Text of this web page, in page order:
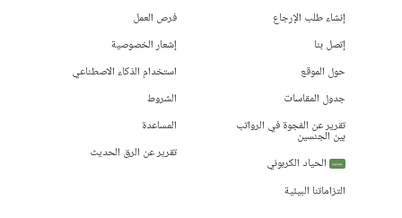
إنشاء طلب الإرجاع
إتصل بنا
حول الموقع
جدول المقاسات
تقرير عن الفجوة في الرواتب
بين الجنسين
جديد
الحياد الكربوني
التزاماتنا البيئية
فرص العمل
إشعار الخصوصية
استخدام الذكاء الاصطناعي
الشروط
المساعدة
تقرير عن الرق الحديث